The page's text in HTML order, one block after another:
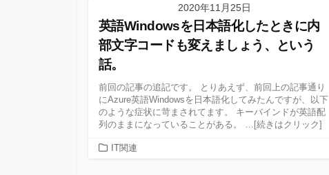
2020年11月25日
英語Windowsを日本語化したときに内
部文字コードも変えましょう、という
話。
前回の記事の追記です。 とりあえず、前回上の記事通り
にAzure英語Windowsを日本語化してみたんですが、以下
のような症状に苛まされてます。 キーバインドが英語配
列のままになっていることがある。 …[続きはクリック]
カIT関連